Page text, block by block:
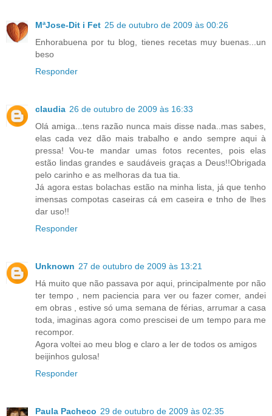
MªJose-Dit i Fet 25 de outubro de 2009 às 00:26
Enhorabuena por tu blog, tienes recetas muy buenas...un
beso
Responder
claudia 26 de outubro de 2009 às 16:33
Olá amiga...tens razão nunca mais disse nada..mas sabes,
elas cada vez dão mais trabalho e ando sempre aqui à
pressa! Vou-te mandar umas fotos recentes, pois elas
estão lindas grandes e saudáveis graças a Deus!!Obrigada
pelo carinho e as melhoras da tua tia.
Já agora estas bolachas estão na minha lista, já que tenho
imensas compotas caseiras cá em caseira e tnho de lhes
dar uso!!
Responder
Unknown 27 de outubro de 2009 às 13:21
Há muito que não passava por aqui, principalmente por não
ter tempo , nem paciencia para ver ou fazer comer, andei
em obras , estive só uma semana de férias, arrumar a casa
toda, imaginas agora como prescisei de um tempo para me
recompor.
Agora voltei ao meu blog e claro a ler de todos os amigos
beijinhos gulosa!
Responder
Paula Pacheco 29 de outubro de 2009 às 02:35